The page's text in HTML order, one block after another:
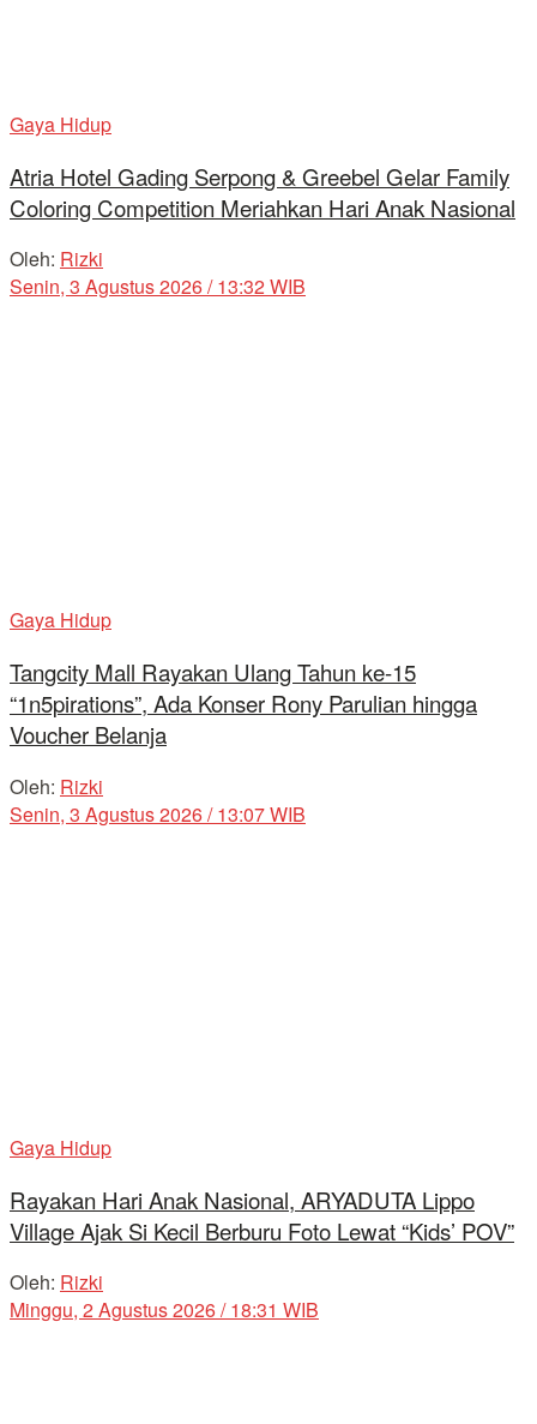
Gaya Hidup
Atria Hotel Gading Serpong & Greebel Gelar Family
Coloring Competition Meriahkan Hari Anak Nasional
Oleh: Rizki
Senin, 3 Agustus 2026 / 13:32 WIB
Gaya Hidup
Tangcity Mall Rayakan Ulang Tahun ke-15
“1n5pirations”, Ada Konser Rony Parulian hingga
Voucher Belanja
Oleh: Rizki
Senin, 3 Agustus 2026 / 13:07 WIB
Gaya Hidup
Rayakan Hari Anak Nasional, ARYADUTA Lippo
Village Ajak Si Kecil Berburu Foto Lewat “Kids’ POV”
Oleh: Rizki
Minggu, 2 Agustus 2026 / 18:31 WIB